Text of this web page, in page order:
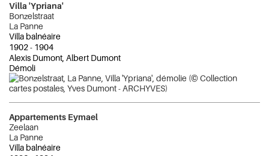
Villa 'Ypriana'
Bonzelstraat
La Panne
Villa balnéaire
1902- 1904
Alexis Dumont, Albert Dumont
Démoli
Appartements Eymael
Zeelaan
La Panne
Villa balnéaire